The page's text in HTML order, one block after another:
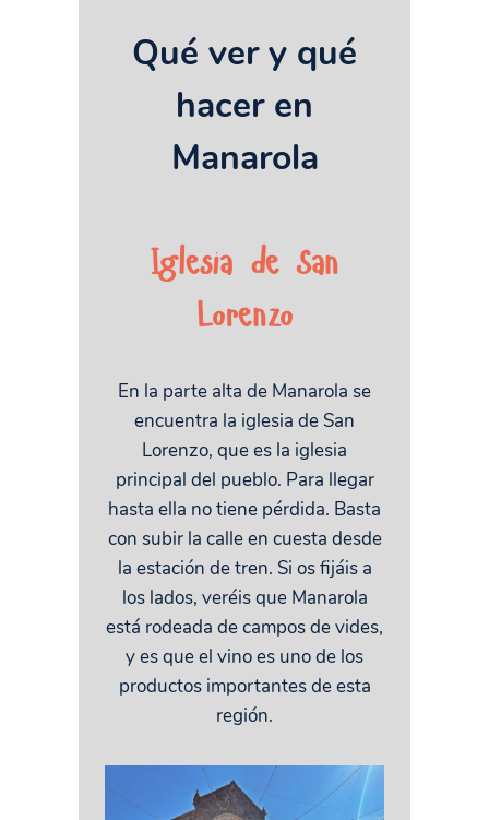
Qué ver y qué
hacer en
Manarola
Iglesia de San
Lorenzo
En la parte alta de Manarola se
encuentra la iglesia de San
Lorenzo, que es la iglesia
principal del pueblo. Para llegar
hasta ella no tiene pérdida. Basta
con subir la calle en cuesta desde
la estación de tren. Si os fijáis a
los lados, veréis que Manarola
está rodeada de campos de vides,
y es que el vino es uno de los
productos importantes de esta
región.